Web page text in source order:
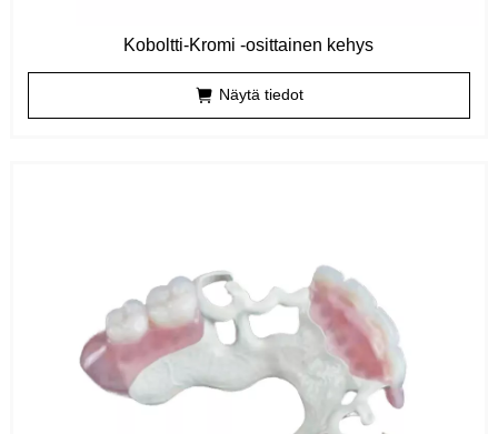
Koboltti-Kromi -osittainen kehys
Näytä tiedot